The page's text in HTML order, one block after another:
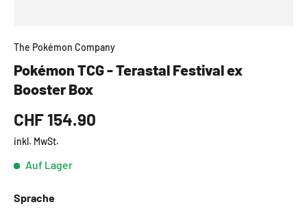
The Pokémon Company
Pokémon TCG - Terastal Festival ex
Booster Box
CHF 154.90
inkl. MwSt.
Auf Lager
Sprache